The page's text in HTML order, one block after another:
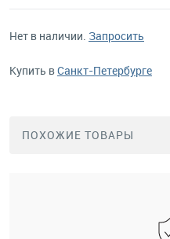
Нет в наличии. Запросить
Купить вСанкт-Петербурге
ПОХОЖИЕ ТОВАРЫ